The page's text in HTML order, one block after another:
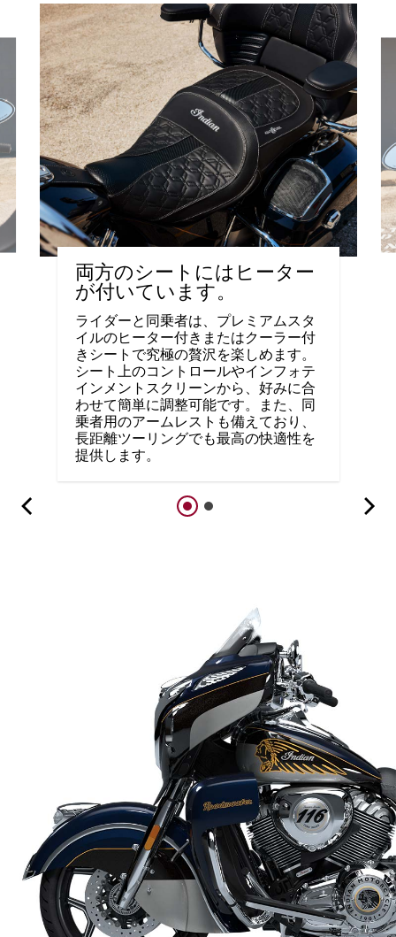
両方のシートにはヒーター
が付いています。
ライダーと同乗者は、プレミアムスタ
イルのヒーター付きまたはクーラー付
きシートで究極の贅沢を楽しめます。
シート上のコントロールやインフォテ
インメントスクリーンから、好みに合
わせて簡単に調整可能です。また、同
乗者用のアームレストも備えており、
長距離ツーリングでも最高の快適性を
提供します。